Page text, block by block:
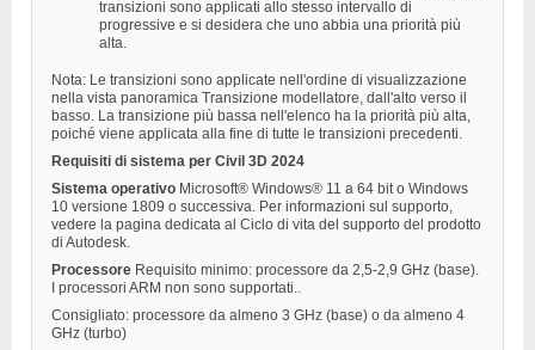
transizioni sono applicati allo stesso intervallo di
progressive e si desidera che uno abbia una priorità più
alta.
Nota: Le transizioni sono applicate nell'ordine di visualizzazione
nella vista panoramica Transizione modellatore, dall'alto verso il
basso. La transizione più bassa nell'elenco ha la priorità più alta,
poiché viene applicata alla fine di tutte le transizioni precedenti.
Requisiti di sistema per Civil 3D 2024
Sistema operativo Microsoft® Windows® 11 a 64 bit o Windows
10 versione 1809 o successiva. Per informazioni sul supporto,
vedere la pagina dedicata al Ciclo di vita del supporto del prodotto
di Autodesk.
Processore Requisito minimo: processore da 2,5-2,9 GHz (base).
I processori ARM non sono supportati..
Consigliato: processore da almeno 3 GHz (base) o da almeno 4
GHz (turbo)